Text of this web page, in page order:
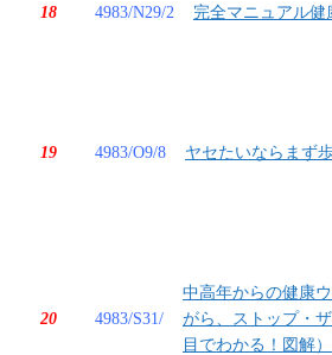
18 4983/N29/2 完全マニュアル健
19 4983/O9/8 ヤセたいならまず歩
20 4983/S31/
中高年からの健康
がら、ストップ・
目でわかる！図解）